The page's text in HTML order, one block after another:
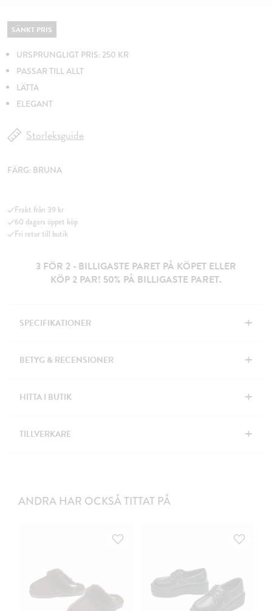
SÄNKT PRIS
URSPRUNGLIGT PRIS: 250 KR
PASSAR TILL ALLT
LÄTTA
ELEGANT
Storleksguide
FÄRG: BRUNA
Frakt från 39 kr
60 dagars öppet köp
Fri retur till butik
3 FÖR 2 - BILLIGASTE PARET PÅ KÖPET ELLER
KÖP 2 PAR! 50% PÅ BILLIGASTE PARET.
SPECIFIKATIONER +
BETYG & RECENSIONER +
HITTA I BUTIK +
TILLVERKARE +
ANDRA HAR OCKSÅ TITTAT PÅ